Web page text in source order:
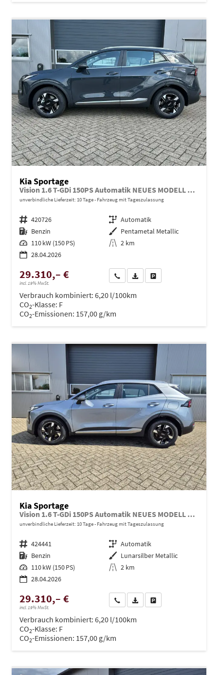
Kia Sportage
Vision 1.6 T-GDi 150PS Automatik NEUES MODELL MY26 FACELIFT Sitzheizung Lenkradheizung Klimaautomatik Navi Bluetooth Touchscreen Apple CarPlay Android Auto PDC v+h 17"LM Rückf.Kamera ACC 2x Keyless
unverbindliche Lieferzeit: 10 Tage Fahrzeug mit Tageszulassung
Fahrzeugnr. 420726 Getriebe Automatik
Kraftstoff Benzin Außenfarbe Pentametal Metallic
Leistung 110 kW (150 PS) Kilometerstand 2 km
28.04.2026
29.310,– €
incl. 19% MwSt.
Wir rufen Sie anPDF-Datei, Fahrzeugexposé
Verbrauch kombiniert: 6,20 l/100km
CO2-Klasse: F
CO2-Emissionen: 157,00 g/km
Kia Sportage
Vision 1.6 T-GDi 150PS Automatik NEUES MODELL MY26 FACELIFT Sitzheizung Lenkradheizung Klimaautomatik Navi Bluetooth Touchscreen Apple CarPlay Android Auto PDC v+h 17"LM Rückf.Kamera ACC 2x Keyless
unverbindliche Lieferzeit: 10 Tage Fahrzeug mit Tageszulassung
Fahrzeugnr. 424441 Getriebe Automatik
Kraftstoff Benzin Außenfarbe Lunarsilber Metallic
Leistung 110 kW (150 PS) Kilometerstand 2 km
28.04.2026
29.310,– €
incl. 19% MwSt.
Wir rufen Sie anPDF-Datei, Fahrzeugexposé
Verbrauch kombiniert: 6,20 l/100km
CO2-Klasse: F
CO2-Emissionen: 157,00 g/km